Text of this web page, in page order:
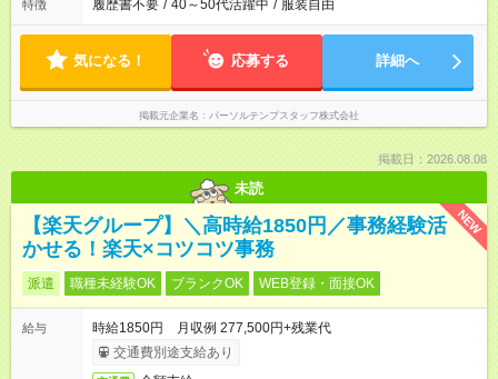
特徴 履歴書不要 / 40～50代活躍中 / 服装自由
気になる！ 応募する 詳細へ
掲載元企業名 パーソルテンプスタッフ株式会社
掲載日：2026.08.08
未読
NEW
【楽天グループ】＼高時給1850円／事務経験活
かせる！楽天×コツコツ事務
派遣 職種未経験OK ブランクOK WEB登録・面接OK
給与
時給1850円 月収例 277,500円+残業代
交通費別途支給あり